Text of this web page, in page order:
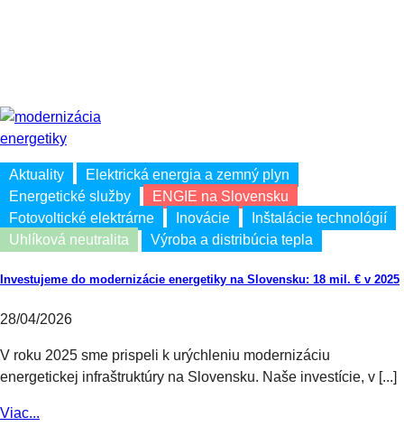
Aktuality
Elektrická energia a zemný plyn
Energetické služby
ENGIE na Slovensku
Fotovoltické elektrárne
Inovácie
Inštalácie technológií
Uhlíková neutralita
Výroba a distribúcia tepla
Investujeme do modernizácie energetiky na Slovensku: 18 mil. € v 2025
28/04/2026
V roku 2025 sme prispeli k urýchleniu modernizáciu
energetickej infraštruktúry na Slovensku. Naše investície, v [...]
Viac...